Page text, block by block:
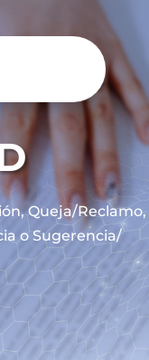
Queja/Reclamo,
o Sugerencia/